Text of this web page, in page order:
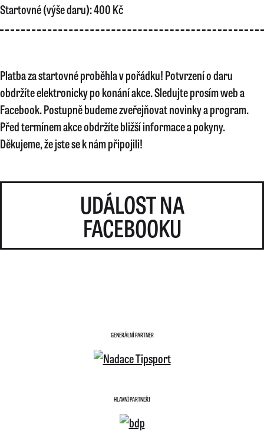
Startovné (výše daru):400 Kč
Platba za startovné proběhla v pořádku! Potvrzení o daru
obdržíte elektronicky po konání akce. Sledujte prosím web a
Facebook. Postupně budeme zveřejňovat novinky a program.
Před termínem akce obdržíte bližší informace a pokyny.
Děkujeme, že jste se k nám připojili!
UDÁLOST NA
FACEBOOKU
GENERÁLNÍ PARTNER
HLAVNÍ PARTNEŘI